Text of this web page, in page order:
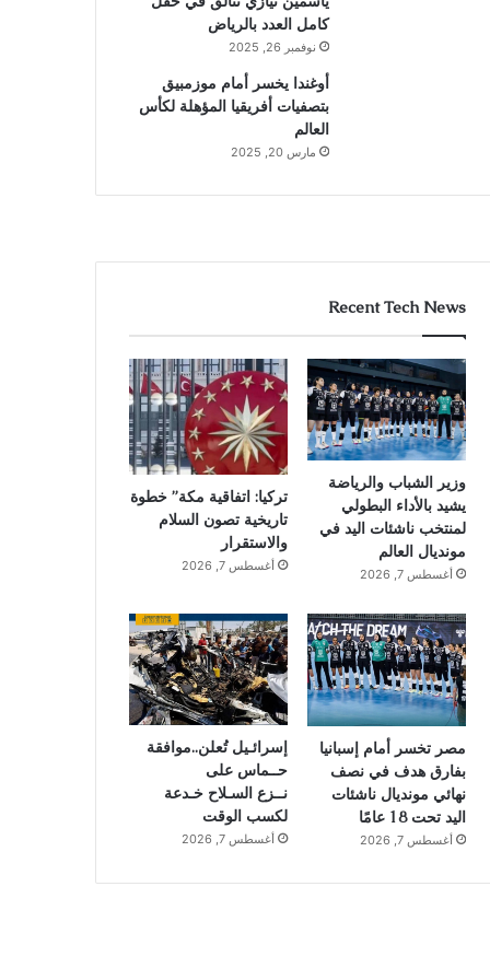
كامل العدد بالرياض
نوفمبر 26, 2025
أوغندا يخسر أمام موزمبيق
بتصفيات أفريقيا المؤهلة لكأس
العالم
مارس 20, 2025
Recent Tech News
وزير الشباب والرياضة
يشيد بالأداء البطولي
لمنتخب ناشئات اليد في
مونديال العالم
أغسطس 7, 2026
تركيا: اتفاقية مكة” خطوة
تاريخية تصون السلام
والاستقرار
أغسطس 7, 2026
مصر تخسر أمام إسبانيا
بفارق هدف في نصف
نهائي مونديال ناشئات
اليد تحت 18 عامًا
أغسطس 7, 2026
إسرائـيل تُعلن..موافقة
حــماس على
نــزع السـلاح خـدعة
لكسب الوقت
أغسطس 7, 2026